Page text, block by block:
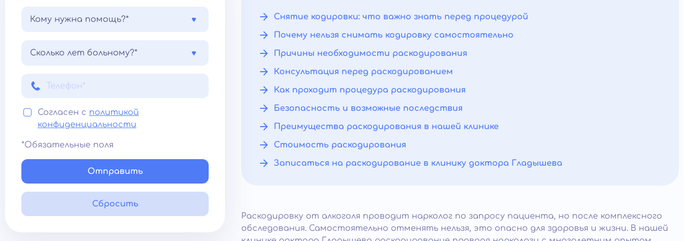
Кому нужна помощь?*
Сколько лет больному?*
Согласен с политикой
конфиденциальности
*Обязательные поля
Отправить
Сбросить
Снятие кодировки: что важно знать перед процедурой
Почему нельзя снимать кодировку самостоятельно
Причины необходимости раскодирования
Консультация перед раскодированием
Как проходит процедура раскодирования
Безопасность и возможные последствия
Преимущества раскодирования в нашей клинике
Стоимость раскодирования
Записаться на раскодирование в клинику доктора Гладышева
Раскодировку от алкоголя проводит нарколог по запросу пациента, но после комплексного
обследования. Самостоятельно отменять нельзя, это опасно для здоровья и жизни. В нашей